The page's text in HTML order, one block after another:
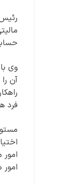
رئیس
وی
آن
فرد
امور